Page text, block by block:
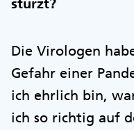
Die Virologen
Gefahr einer
ich ehrlich bin,
ich so richtig auf